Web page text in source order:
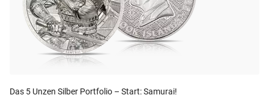
Das 5 Unzen Silber Portfolio – Start: Samurai!